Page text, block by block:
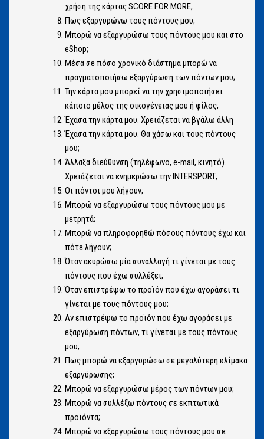
χρήση της κάρτας SCORE FOR MORE;
Πως εξαργυρώνω τους πόντους μου;
Μπορώ να εξαργυρώσω τους πόντους μου και στο
eShop;
Μέσα σε πόσο χρονικό διάστημα μπορώ να
πραγματοποιήσω εξαργύρωση των πόντων μου;
Την κάρτα μου μπορεί να την χρησιμοποιήσει
κάποιο μέλος της οικογένειας μου ή φίλος;
Έχασα την κάρτα μου. Χρειάζεται να βγάλω άλλη
Έχασα την κάρτα μου. Θα χάσω και τους πόντους
μου;
Άλλαξα διεύθυνση (τηλέφωνο, e-mail, κινητό).
Χρειάζεται να ενημερώσω την INTERSPORT;
Οι πόντοι μου λήγουν;
Μπορώ να εξαργυρώσω τους πόντους μου με
μετρητά;
Μπορώ να πληροφορηθώ πόσους πόντους έχω και
πότε λήγουν;
Όταν ακυρώσω μία συναλλαγή τι γίνεται με τους
πόντους που έχω συλλέξει;
Όταν επιστρέψω το προϊόν που έχω αγοράσει τι
γίνεται με τους πόντους μου;
Αν επιστρέψω το προϊόν που έχω αγοράσει με
εξαργύρωση πόντων, τι γίνεται με τους πόντους
μου;
Πως μπορώ να εξαργυρώσω σε μεγαλύτερη κλίμακα
εξαργύρωσης;
Μπορώ να εξαργυρώσω μέρος των πόντων μου;
Μπορώ να συλλέξω πόντους σε εκπτωτικά
προϊόντα;
Μπορώ να εξαργυρώσω τους πόντους μου σε